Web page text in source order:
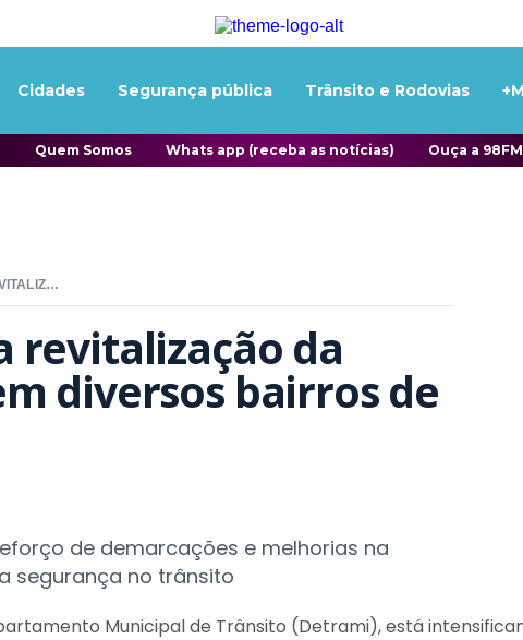
Cidades Segurança pública Trânsito e Rodovias
Quem Somos Whats app (receba as notícias) Ouça a 98FM
DETRAMI INTENSIFICA REVITALIZAÇÃO DA SINALIZAÇÃO VIÁRIA EM DIVERSOS BAIRROS DE ITAPEMA
revitalização da
diversos bairros de
de demarcações e melhorias na
segurança no trânsito
Municipal de Trânsito (Detrami), está